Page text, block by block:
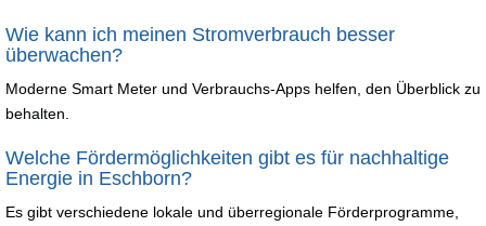
Wie kann ich meinen Stromverbrauch besser
überwachen?
Moderne Smart Meter und Verbrauchs-Apps helfen, den Überblick zu
behalten.
Welche Fördermöglichkeiten gibt es für nachhaltige
Energie in Eschborn?
Es gibt verschiedene lokale und überregionale Förderprogramme,